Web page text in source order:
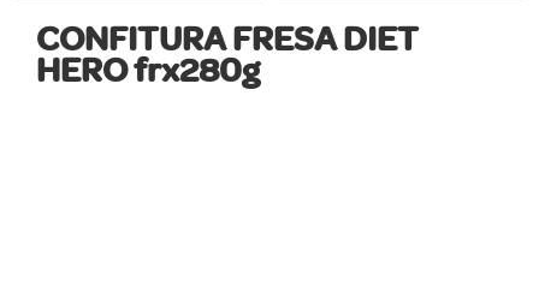
CONFITURA FRESA DIET
HERO frx280g